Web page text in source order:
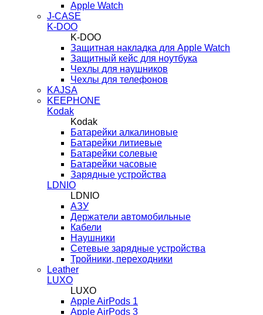
Apple Watch
J-CASE
K-DOO
K-DOO
Защитная накладка для Apple Watch
Защитный кейс для ноутбука
Чехлы для наушников
Чехлы для телефонов
KAJSA
KEEPHONE
Kodak
Kodak
Батарейки алкалиновые
Батарейки литиевые
Батарейки солевые
Батарейки часовые
Зарядные устройства
LDNIO
LDNIO
АЗУ
Держатели автомобильные
Кабели
Наушники
Сетевые зарядные устройства
Тройники, переходники
Leather
LUXO
LUXO
Apple AirPods 1
Apple AirPods 3